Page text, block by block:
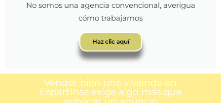
No somos una agencia convencional, averigua
cómo trabajamos
Haz clic aquí
Vender bien una vivienda en
Espartinas exige algo más que